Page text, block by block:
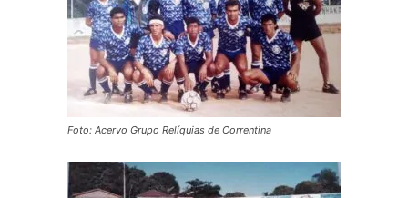
Foto: Acervo Grupo Relíquias de Correntina